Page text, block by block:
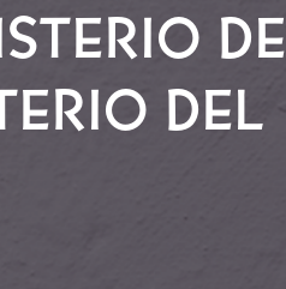
DE
DEL